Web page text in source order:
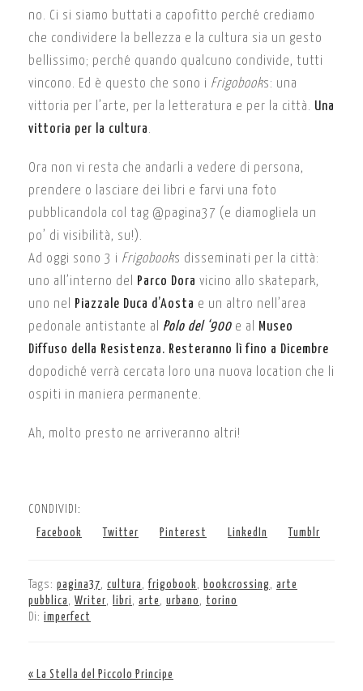
no. Ci si siamo buttati a capofitto perché crediamo
che condividere la bellezza e la cultura sia un gesto
bellissimo; perché quando qualcuno condivide, tutti
vincono. Ed è questo che sono i Frigobooks: una
vittoria per l’arte, per la letteratura e per la città. Una
vittoria per la cultura.
Ora non vi resta che andarli a vedere di persona,
prendere o lasciare dei libri e farvi una foto
pubblicandola col tag @pagina37 (e diamogliela un
po’ di visibilità, su!).
Ad oggi sono 3 i Frigobooks disseminati per la città:
uno all’interno del
Parco Dora vicino allo skatepark,
uno nel
Piazzale Duca d’Aosta e un altro nell’area
pedonale antistante al Polo del ‘900 e al
Museo
Diffuso della Resistenza. Resteranno lì fino a Dicembre
dopodiché verrà cercata loro una nuova location che li
ospiti in maniera permanente.
Ah, molto presto ne arriveranno altri!
CONDIVIDI:
Facebook Twitter Pinterest LinkedIn Tumblr
Tags: pagina37, cultura ,frigobook , bookcrossing, arte
pubblica , Writer, libri , arte , urbano , torino
Di: imperfect
« La Stella del Piccolo Principe